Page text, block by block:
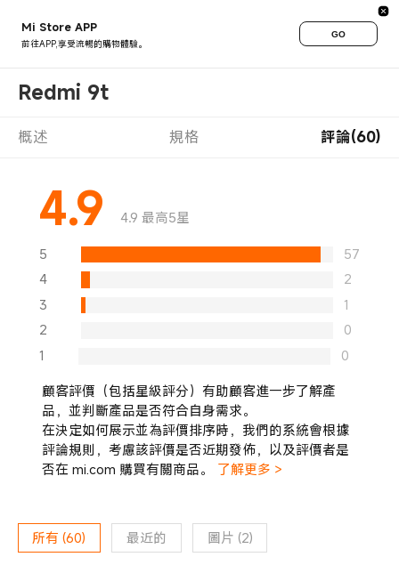
Mi Store APP
前往APP,享受流暢的購物體驗。
GO
Redmi 9t
概述 規格 評論(60)
4.9 4.9 最高5星
5
57
4
2
3
1
2
0
1
0
顧客評價（包括星級評分）有助顧客進一步了解產
品，並判斷產品是否符合自身需求。
在決定如何展示並為評價排序時，我們的系統會根據
評論規則，考慮該評價是否近期發佈，以及評價者是
否在 mi.com 購買有關商品。
了解更多 >
所有 (60) 最近的 圖片 (2)